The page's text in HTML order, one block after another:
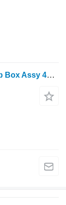
Ford 5110, 6610, 6410 Carraro Fwd Drop Box Assy 43/43 18841, Car12255 reductor para tractor de ruedas